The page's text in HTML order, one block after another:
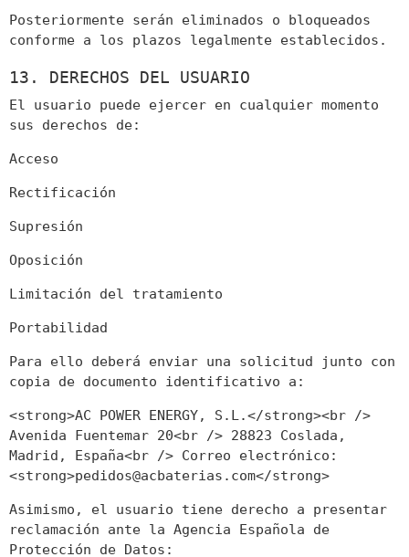
Posteriormente serán eliminados o bloqueados
conforme a los plazos legalmente establecidos.
13. DERECHOS DEL USUARIO
El usuario puede ejercer en cualquier momento
sus derechos de:
Acceso
Rectificación
Supresión
Oposición
Limitación del tratamiento
Portabilidad
Para ello deberá enviar una solicitud junto con
copia de documento identificativo a:
<strong>AC POWER ENERGY, S.L.</strong><br />
Avenida Fuentemar 20<br /> 28823 Coslada,
Madrid, España<br /> Correo electrónico:
<strong>pedidos@acbaterias.com</strong>
Asimismo, el usuario tiene derecho a presentar
reclamación ante la Agencia Española de
Protección de Datos: